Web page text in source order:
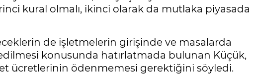
kural olmalı, ikinci olarak da mutlaka piyasada
de işletmelerin girişinde ve masalarda
konusunda hatırlatmada bulunan Küçük,
ücretlerinin ödenmemesi gerektiğini söyledi.